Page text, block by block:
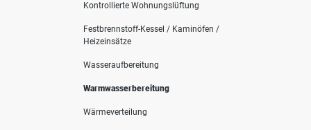
Kontrollierte Wohnungslüftung
Festbrennstoff-Kessel / Kaminöfen /
Heizeinsätze
Wasseraufbereitung
Warmwasserbereitung
Wärmeverteilung